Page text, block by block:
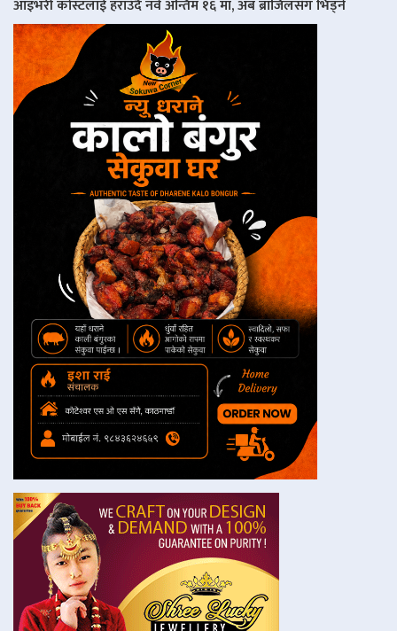
आइभरी कोस्टलाई हराउँदै नर्वे अन्तिम १६ मा, अब ब्राजिलसँग भिड्ने